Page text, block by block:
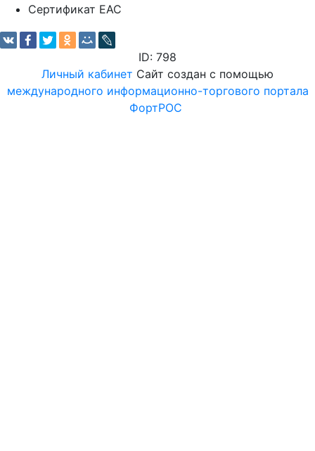
Сертификат EAC
ID: 798
Личный кабинет Сайт создан с помощью
международного информационно-торгового портала
ФортРОС